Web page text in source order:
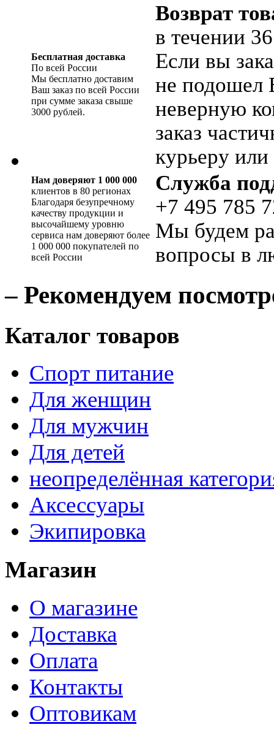
Бесплатная доставка
По всей России
Мы бесплатно доставим
Ваш заказ по всей России
при сумме заказа свыше
3000 рублей.
Возврат
в течении
Если вы
не подошел
неверную
заказ
курьеру
Нам доверяют 1 000 000
клиентов в 80 регионах
Благодаря безупречному
качеству продукции и
высочайшему уровню
сервиса нам доверяют более
1 000 000 покупателей по
всей России
Служба
+7 495 785
Мы будем
вопросы в
– Рекомендуем
Каталог товаров
Спорт питание
Для женщин
Для мужчин
Для детей
неопределённая
Аксессуары
Экипировка
Магазин
О магазине
Доставка
Оплата
Контакты
Оптовикам